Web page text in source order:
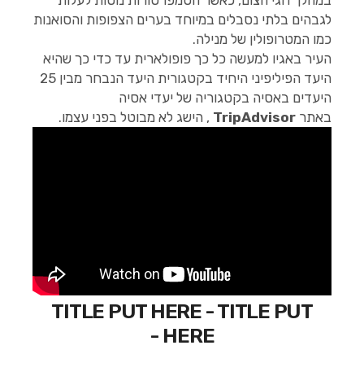
לגבהים בלתי נסבלים במיוחד בערים הצפופות והסואנות
כמו המטרופולין של מנילה.
העיר באגיו למעשה כל כך פופולארית עד כדי כך שהיא
היעד הפיליפיני היחיד בקטגורית היעד הנבחר מבין 25
היעדים באסיה בקטגוריה של יעדי אסיה
באתר TripAdvisor , הישג לא מבוטל בפני עצמו.
TITLE PUT HERE - TITLE PUT
HERE -